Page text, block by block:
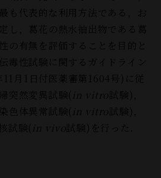
も代表的な利用方法である，お
し，葛花の熱水抽出物である葛
の有無を評価することを目的と
毒性試験に関するガイドライン
月1日付医薬審第1604号)に従
突然変異試験( in vitro試験)，
色体異常試験( in vitro試験)，
試験( in vivo試験)を行った．